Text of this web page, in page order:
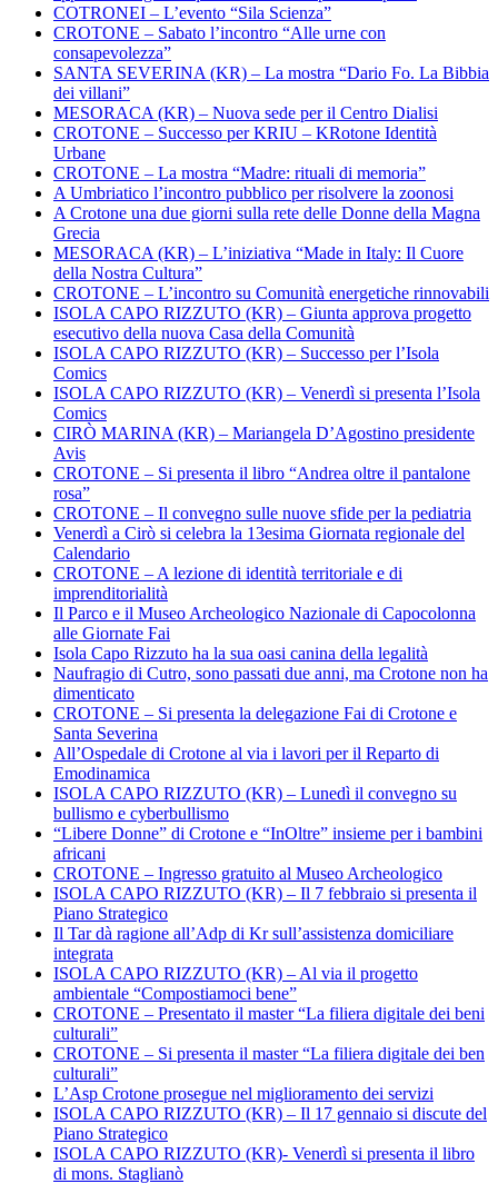
COTRONEI – L’evento “Sila Scienza”
CROTONE – Sabato l’incontro “Alle urne con
consapevolezza”
SANTA SEVERINA (KR) – La mostra “Dario Fo. La Bibbia
dei villani”
MESORACA (KR) – Nuova sede per il Centro Dialisi
CROTONE – Successo per KRIU – KRotone Identità
Urbane
CROTONE – La mostra “Madre: rituali di memoria”
A Umbriatico l’incontro pubblico per risolvere la zoonosi
A Crotone una due giorni sulla rete delle Donne della Magna
Grecia
MESORACA (KR) – L’iniziativa “Made in Italy: Il Cuore
della Nostra Cultura”
CROTONE – L’incontro su Comunità energetiche rinnovabili
ISOLA CAPO RIZZUTO (KR) – Giunta approva progetto
esecutivo della nuova Casa della Comunità
ISOLA CAPO RIZZUTO (KR) – Successo per l’Isola
Comics
ISOLA CAPO RIZZUTO (KR) – Venerdì si presenta l’Isola
Comics
CIRÒ MARINA (KR) – Mariangela D’Agostino presidente
Avis
CROTONE – Si presenta il libro “Andrea oltre il pantalone
rosa”
CROTONE – Il convegno sulle nuove sfide per la pediatria
Venerdì a Cirò si celebra la 13esima Giornata regionale del
Calendario
CROTONE – A lezione di identità territoriale e di
imprenditorialità
Il Parco e il Museo Archeologico Nazionale di Capocolonna
alle Giornate Fai
Isola Capo Rizzuto ha la sua oasi canina della legalità
Naufragio di Cutro, sono passati due anni, ma Crotone non ha
dimenticato
CROTONE – Si presenta la delegazione Fai di Crotone e
Santa Severina
All’Ospedale di Crotone al via i lavori per il Reparto di
Emodinamica
ISOLA CAPO RIZZUTO (KR) – Lunedì il convegno su
bullismo e cyberbullismo
“Libere Donne” di Crotone e “InOltre” insieme per i bambini
africani
CROTONE – Ingresso gratuito al Museo Archeologico
ISOLA CAPO RIZZUTO (KR) – Il 7 febbraio si presenta il
Piano Strategico
Il Tar dà ragione all’Adp di Kr sull’assistenza domiciliare
integrata
ISOLA CAPO RIZZUTO (KR) – Al via il progetto
ambientale “Compostiamoci bene”
CROTONE – Presentato il master “La filiera digitale dei beni
culturali”
CROTONE – Si presenta il master “La filiera digitale dei ben
culturali”
L’Asp Crotone prosegue nel miglioramento dei servizi
ISOLA CAPO RIZZUTO (KR) – Il 17 gennaio si discute del
Piano Strategico
ISOLA CAPO RIZZUTO (KR)- Venerdì si presenta il libro
di mons. Staglianò